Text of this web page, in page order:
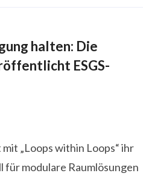
halten: Die
ESGS-
„Loops within Loops“ ihr
für modulare Raumlösungen